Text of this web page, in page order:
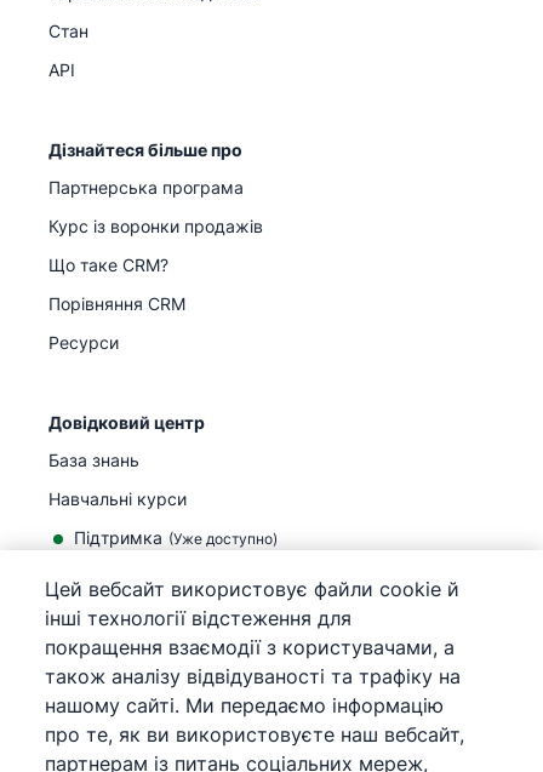
Стан
API
Дізнайтеся більше про
Партнерська програма
Курс із воронки продажів
Що таке CRM?
Порівняння CRM
Ресурси
Довідковий центр
База знань
Навчальні курси
Підтримка (Уже доступно)
©2026 Pipedrive
Pipedrive
Умови використання
Pipedrive
Повідомлення про конфіденційність
Мапа сайту
Цей вебсайт використовує файли cookie й
інші технології відстеження для
покращення взаємодії з користувачами, а
також аналізу відвідуваності та трафіку на
нашому сайті. Ми передаємо інформацію
про те, як ви використовуєте наш вебсайт,
партнерам із питань соціальних мереж,